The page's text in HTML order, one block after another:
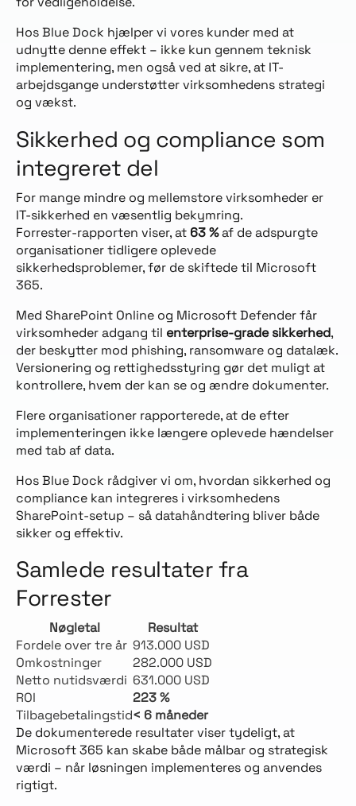
Hos Blue Dock hjælper vi vores kunder med at
udnytte denne effekt – ikke kun gennem teknisk
implementering, men også ved at sikre, at IT-
arbejdsgange understøtter virksomhedens strategi
og vækst.
Sikkerhed og compliance som
integreret del
For mange mindre og mellemstore virksomheder er
IT-sikkerhed en væsentlig bekymring.
Forrester-rapporten viser, at 63 %af de adspurgte
organisationer tidligere oplevede
sikkerhedsproblemer, før de skiftede til Microsoft
365.
Med SharePoint Online og Microsoft Defender får
virksomheder adgang til enterprise-grade sikkerhed,
der beskytter mod phishing, ransomware og datalæk.
Versionering og rettighedsstyring gør det muligt at
kontrollere, hvem der kan se og ændre dokumenter.
Flere organisationer rapporterede, at de efter
implementeringen ikke længere oplevede hændelser
med tab af data.
Hos Blue Dock rådgiver vi om, hvordan sikkerhed og
compliance kan integreres i virksomhedens
SharePoint-setup – så datahåndtering bliver både
sikker og effektiv.
Samlede resultater fra
Forrester
Nøgletal
Resultat
Fordele over tre år 913.000 USD
Omkostninger
282.000 USD
Netto nutidsværdi 631.000 USD
ROI
223 %
Tilbagebetalingstid< 6 måneder
De dokumenterede resultater viser tydeligt, at
Microsoft 365 kan skabe både målbar og strategisk
værdi – når løsningen implementeres og anvendes
rigtigt.